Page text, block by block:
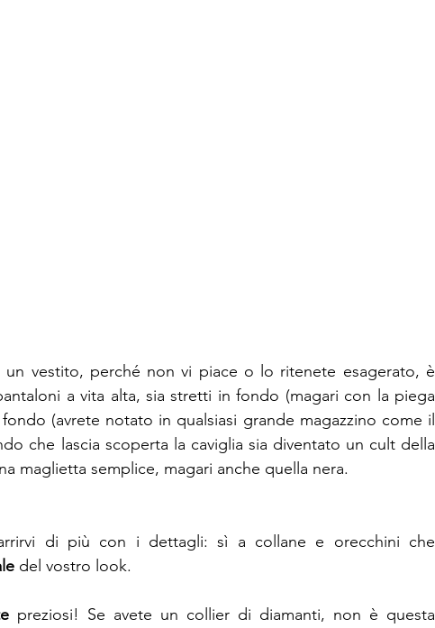
un vestito, perché non vi piace o lo ritenete esagerato, è
a vita alta, sia stretti in fondo (magari con la piega
(avrete notato in qualsiasi grande magazzino come il
che lascia scoperta la caviglia sia diventato un cult della
maglietta semplice, magari anche quella nera.
di più con i dettagli: sì a collane e orecchini che
del vostro look.
preziosi! Se avete un collier di diamanti, non è questa